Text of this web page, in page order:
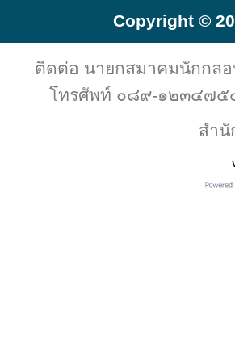
Copyright ©
ติดต่อ นายกสมาคมนักกลอ
โทรศัพท์ ๐๘๙-๑๒๓๔๗๕๔
สำ